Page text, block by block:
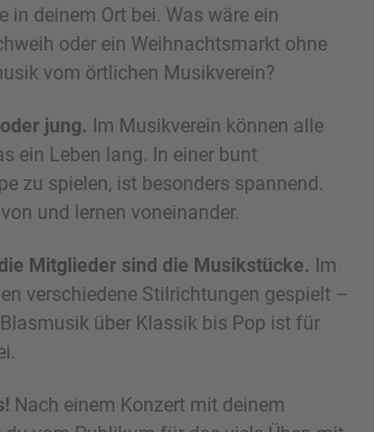
in deinem Ort bei. Was wäre ein
oder ein Weihnachtsmarkt ohne
vom örtlichen Musikverein?
jung. Im Musikverein können alle
ein Leben lang. In einer bunt
zu spielen, ist besonders spannend.
und lernen voneinander.
Mitglieder sind die Musikstücke. Im
verschiedene Stilrichtungen gespielt –
über Klassik bis Pop ist für
Nach einem Konzert mit deinem